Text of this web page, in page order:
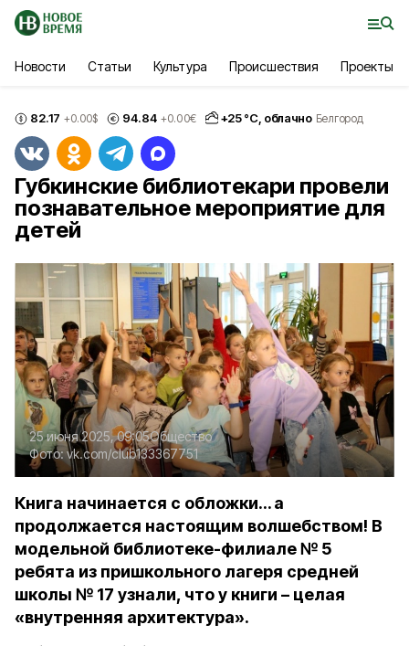
Новости Статьи Культура Происшествия Проекты
82.17 +0.00$ 94.84 +0.00€ +25°С, облачно Белгород
Губкинские библиотекари провели
познавательное мероприятие для
детей
25 июня 2025, 09:05Общество
Фото:vk.com/club133367751
Книга начинается с обложки… а
продолжается настоящим волшебством! В
модельной библиотеке-филиале № 5
ребята из пришкольного лагеря средней
школы № 17 узнали, что у книги – целая
«внутренняя архитектура».